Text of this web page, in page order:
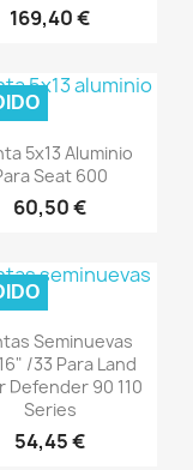
169,40 €
Vista rápida
5x13 Aluminio
Seat 600
60,50 €
Vista rápida
Seminuevas
/33 Para Land
Defender 90 110
Series
54,45 €